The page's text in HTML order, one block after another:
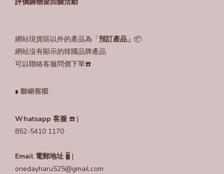
網站現貨區以外的產品為「預訂產品」 📦
網站沒有顯示的韓國品牌產品
可以聯絡客服問價下單☎️
∎ 聯絡客服
Whatsapp 客服 ☎️ |
852-5410 1170
Email 電郵地址 🖥️ |
onedayharu525@gmail.com